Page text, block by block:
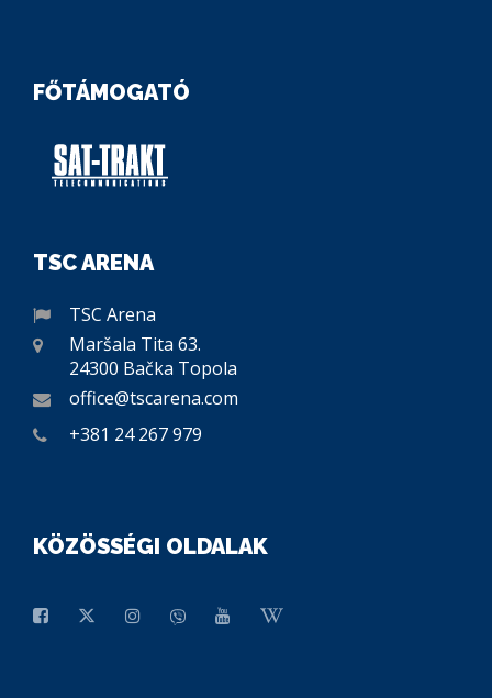
FŐTÁMOGATÓ
TSC ARENA
TSC Arena
Maršala Tita 63.
24300 Bačka Topola
office@tscarena.com
+381 24 267 979
KÖZÖSSÉGI OLDALAK